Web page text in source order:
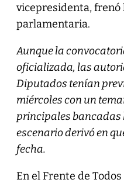
vicepresidenta, frenó
parlamentaria.
Aunque la
oficializada, las
Diputados tenían
miércoles con un
principales bancadas
escenario derivó en
fecha.
En el Frente de